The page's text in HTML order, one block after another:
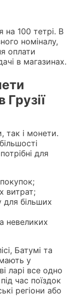
на 100 тетрі. В
номіналу,
оплати
в магазинах.
так і монети.
для
витрат;
для більших
невеликих
Батумі та
у
ларі все одно
час поїздок
регіони або